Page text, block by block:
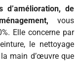
d’amélioration, de
vous
Elle concerne par
le nettoyage
main d’œuvre que